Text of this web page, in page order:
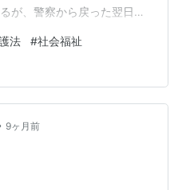
が、警察から戻った翌日、
員Aの見解は『決算が終わ
いう事だった。 考えたら
て確定しなければ、如何な
れば何も問題は無いのだ。
応してくれた国税局職員A
お話を聞い…
法 #社会福祉
9ヶ月前